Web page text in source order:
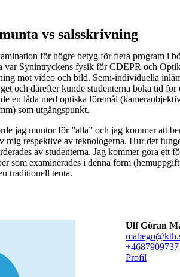
vs salsskrivning
för högre betyg för flera program i
var Synintryckens fysik för CDEPR och
mot video och bild. Semi-individuella
och därefter kunde studenterna boka tid för
en låda med optiska föremål
som utgångspunkt.
jag muntor för ”alla” och jag kommer att
mig respektive av teknologerna. Hur det
av studenterna. Jag kommer göra ett
som examinerades i denna form
traditionell tenta.​
Ulf Göran
+4687909737
Profil